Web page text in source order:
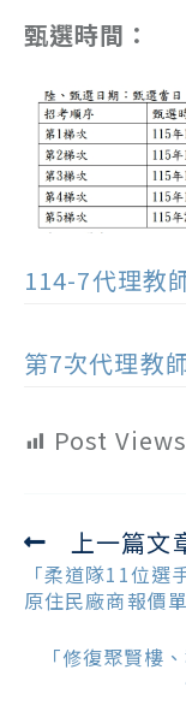
甄選時間：
114-7代理教
第7次代理教
Post
Read
more
articles
上一篇文
「柔道隊11位選
原住民廠商報價單
「修復聚賢樓